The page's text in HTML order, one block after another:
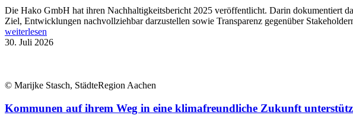
Die Hako GmbH hat ihren Nachhaltigkeitsbericht 2025 veröffentlicht. Darin dokumentiert
Ziel, Entwicklungen nachvollziehbar darzustellen sowie Transparenz gegenüber
weiterlesen
30. Juli 2026
© Marijke Stasch, StädteRegion Aachen
Kommunen auf ihrem Weg in eine klimafreundliche Zukunft